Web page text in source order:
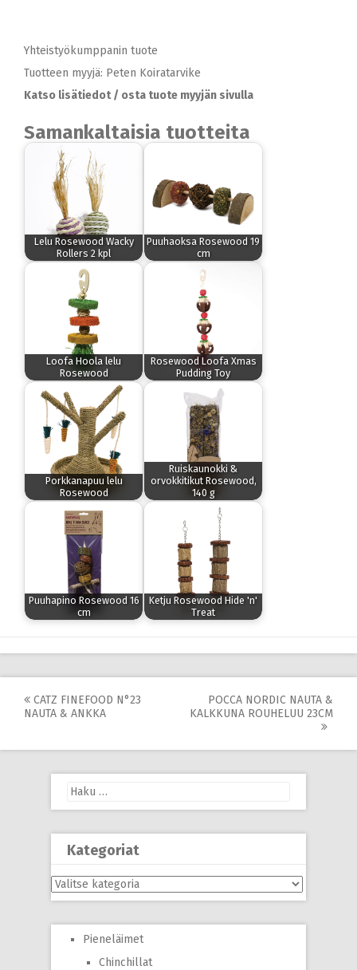
Yhteistyökumppanin tuote
Tuotteen myyjä: Peten Koiratarvike
Katso lisätiedot / osta tuote myyjän sivulla
Samankaltaisia tuotteita
Lelu Rosewood Wacky
Rollers 2 kpl
Puuhaoksa Rosewood 19
cm
Loofa Hoola lelu
Rosewood
Rosewood Loofa Xmas
Pudding Toy
Porkkanapuu lelu
Rosewood
Ruiskaunokki &
orvokkitikut Rosewood,
140 g
Puuhapino Rosewood 16
cm
Ketju Rosewood Hide 'n'
Treat
Post
CATZ FINEFOOD N°23
NAUTA & ANKKA
POCCA NORDIC NAUTA &
KALKKUNA ROUHELUU 23CM
Haku:
Kategoriat
Kategoriat
Pieneläimet
Chinchillat